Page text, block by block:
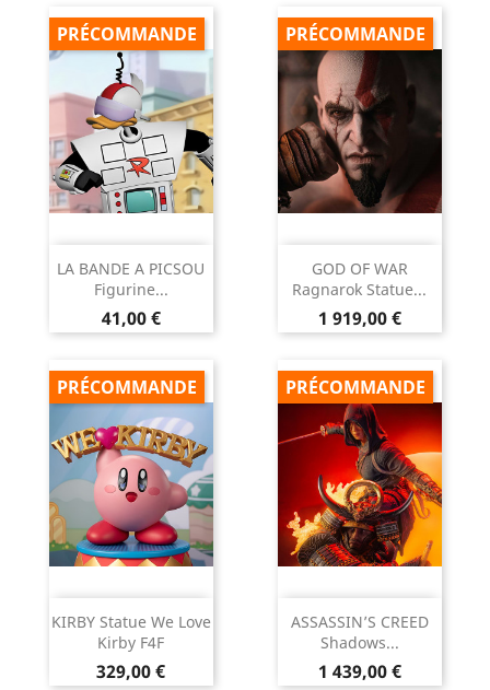
LA BANDE A PICSOU
Figurine...
Prix
41,00 €
PRÉCOMMANDE
GOD OF WAR
Ragnarok Statue...
Prix
1 919,00 €
PRÉCOMMANDE
KIRBY Statue We Love
Kirby F4F
Prix
329,00 €
PRÉCOMMANDE
ASSASSIN’S CREED
Shadows...
Prix
1 439,00 €
PRÉCOMMANDE